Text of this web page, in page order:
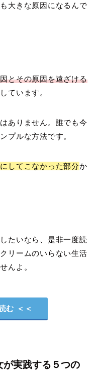
大きな原因になるんで
とその原因を遠ざける
ています。
ありません。誰でも今
プルな方法です。
してこなかった部分か
たいなら、是非一度読
リームのいらない生活
んよ。
む ＜＜
が実践する５つの